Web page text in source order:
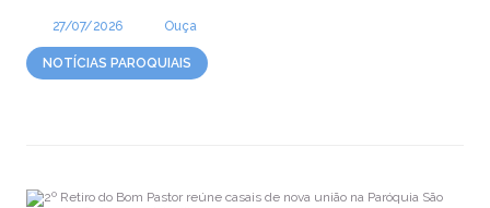
27/07/2026 Ouça
NOTÍCIAS PAROQUIAIS